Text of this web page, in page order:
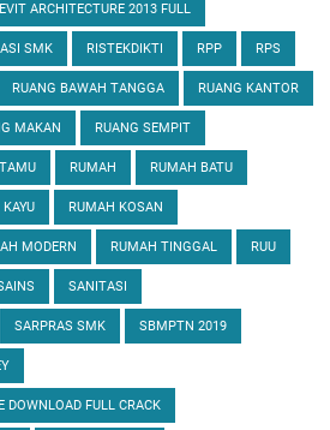
ARCHITECTURE 2013 FULL
SMK RISTEKDIKTI RPP RPS
RUANG BAWAH TANGGA RUANG KANTOR
MAKAN RUANG SEMPIT
RUMAH RUMAH BATU
RUMAH KOSAN
MODERN RUMAH TINGGAL RUU
SANITASI
SARPRAS SMK SBMPTN 2019
DOWNLOAD FULL CRACK